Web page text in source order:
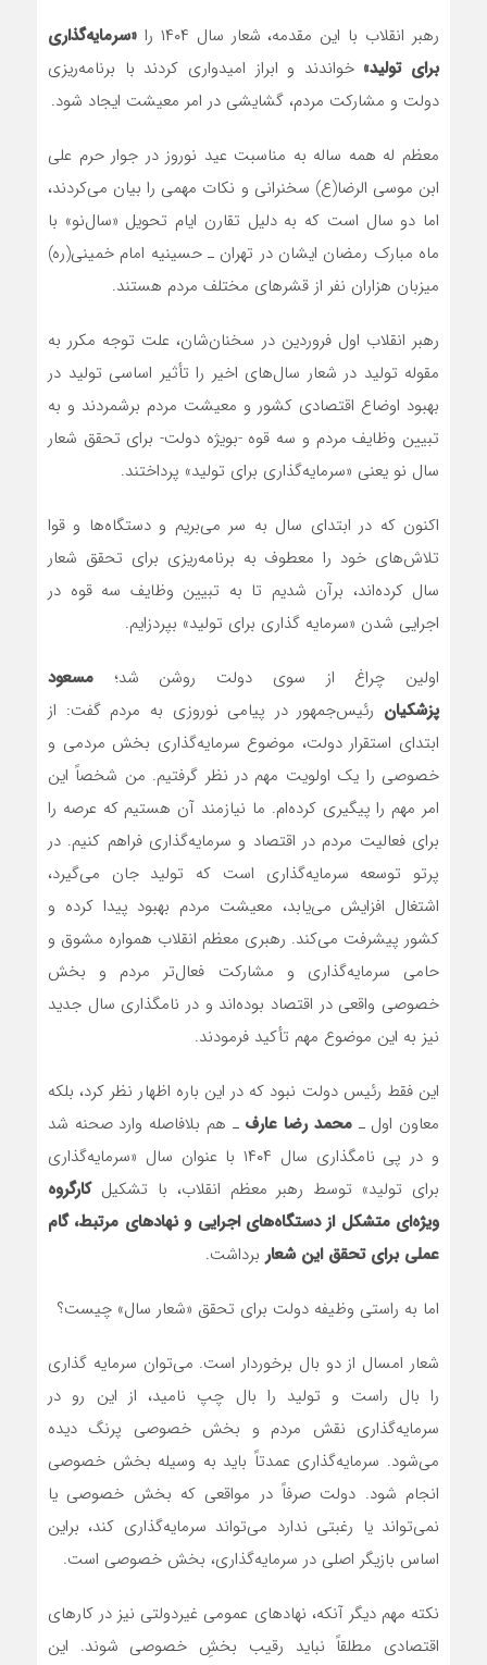
رهبر انقلاب با این مقدمه، شعار سال ۱۴۰۴ را
«سرمایه‌گذاری
برای تولید»خواندند و ابراز امیدواری کردند با برنامه‌ریزی
دولت و مشارکت مردم، گشایشی در امر معیشت ایجاد شود.
معظم له همه ساله به مناسبت عید نوروز در جوار حرم علی
ابن موسی الرضا(ع) سخنرانی و نکات مهمی را بیان می‌کردند،
اما دو سال است که به دلیل تقارن ایام تحویل «سال‌نو» با
ماه مبارک رمضان ایشان در تهران ـ حسینیه امام خمینی(ره)
میزبان هزاران نفر از قشرهای مختلف مردم هستند.
رهبر انقلاب اول فروردین در سخنان‌شان، علت توجه مکرر به
مقوله تولید در شعار سال‌های اخیر را تأثیر اساسی تولید در
بهبود اوضاع اقتصادی کشور و معیشت مردم برشمردند و به
تبیین وظایف مردم و سه قوه -بویژه دولت- برای تحقق شعار
سال نو یعنی «سرمایه‌گذاری برای تولید» پرداختند.
اکنون که در ابتدای سال به سر می‌بریم و دستگاه‌ها و قوا
تلاش‌های خود را معطوف به برنامه‌ریزی برای تحقق شعار
سال کرده‌اند، برآن شدیم تا به تبیین وظایف سه قوه در
اجرایی شدن «سرمایه گذاری برای تولید» بپردزایم.
اولین چراغ از سوی دولت روشن شد؛ مسعود
پزشکیان رئیس‌جمهور در پیامی نوروزی به مردم گفت: از
ابتدای استقرار دولت، موضوع سرمایه‌گذاری بخش مردمی و
خصوصی را یک اولویت مهم در نظر گرفتیم. من شخصاً این
امر مهم را پیگیری کرده‌ام. ما نیازمند آن هستیم که عرصه را
برای فعالیت مردم در اقتصاد و سرمایه‌گذاری فراهم کنیم. در
پرتو توسعه سرمایه‌گذاری است که تولید جان می‌گیرد،
اشتغال افزایش می‌یابد، معیشت مردم بهبود پیدا کرده و
کشور پیشرفت می‌کند. رهبری معظم انقلاب همواره مشوق و
حامی سرمایه‌گذاری و مشارکت فعال‌تر مردم و بخش
خصوصی واقعی در اقتصاد بوده‌اند و در نامگذاری سال جدید
نیز به این موضوع مهم تأکید فرمودند.
این فقط رئیس دولت نبود که در این باره اظهار نظر کرد، بلکه
معاون اول ـمحمد رضا عارف ـ هم بلافاصله وارد صحنه شد
و در پی نامگذاری سال ۱۴۰۴ با عنوان سال «سرمایه‌گذاری
برای تولید» توسط رهبر معظم انقلاب، با تشکیلکارگروه
ویژه‌ای متشکل از دستگاه‌های اجرایی و نهادهای مرتبط، گام
عملی برای تحقق این شعاربرداشت.
اما به راستی وظیفه دولت برای تحقق «شعار سال» چیست؟
شعار امسال از دو بال برخوردار است. می‌توان سرمایه گذاری
را بال راست و تولید را بال چپ نامید، از این رو در
سرمایه‌گذاری نقش مردم و بخش خصوصی پرنگ دیده
می‌شود. سرمایه‌گذاری عمدتاً باید به وسیله‌ بخش خصوصی
انجام شود. دولت صرفاً در مواقعی که بخش خصوصی یا
نمی‌تواند یا رغبتی ندارد می‌تواند سرمایه‌گذاری کند، براین
اساس بازیگر اصلی در سرمایه‌گذاری، بخش خصوصی است.
نکته مهم دیگر آنکه، نهادهای عمومی غیردولتی نیز در کارهای
اقتصادی مطلقاً نباید رقیب بخشِ خصوصی شوند. این